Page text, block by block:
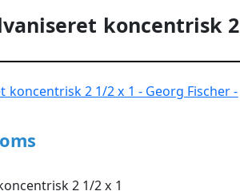
koncentrisk 2
2 1/2 x 1